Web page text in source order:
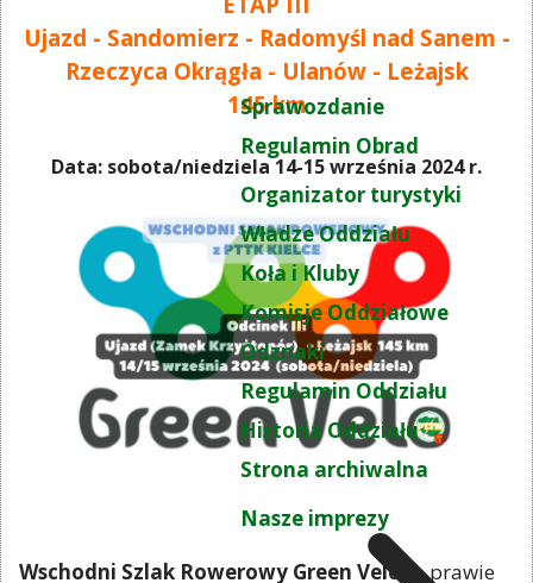
Sprawozdanie
Regulamin Obrad
Organizator turystyki
Władze Oddziału
Koła i Kluby
Komisje Oddziałowe
Odznaki
Regulamin Oddziału
Historia Oddziału
Strona archiwalna
Nasze imprezy
Ujazd - Sandomierz - Radomyśl nad Sanem -
Rzeczyca Okrągła - Ulanów - Leżajsk
145 km
Data: sobota/niedziela 14-15 września 2024 r.
Wschodni Szlak Rowerowy Green Velo
to prawie